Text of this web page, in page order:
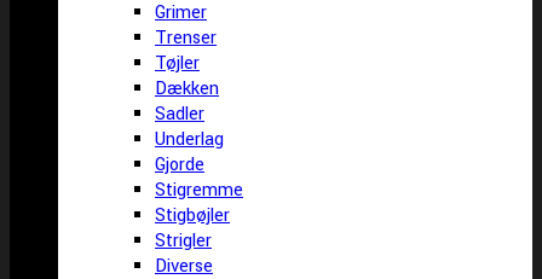
Grimer
Trenser
Tøjler
Dækken
Sadler
Underlag
Gjorde
Stigremme
Stigbøjler
Strigler
Diverse